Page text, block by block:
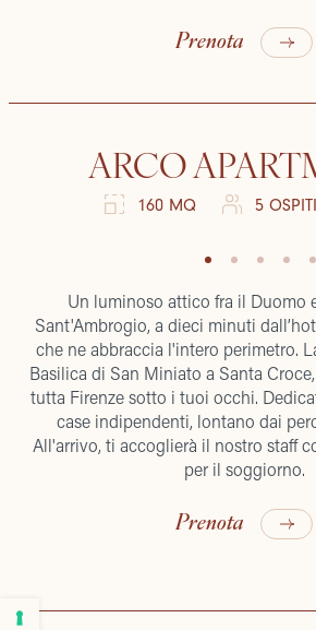
Prenota
ARCO
160 MQ 5
Un luminoso attico fra il Duomo
Sant'Ambrogio, a dieci minuti
che ne abbraccia l'intero perimetro.
Basilica di San Miniato a Santa
tutta Firenze sotto i tuoi occhi.
case indipendenti, lontano dai
All'arrivo, ti accoglierà il nostro staff
per il soggiorno.
Prenota